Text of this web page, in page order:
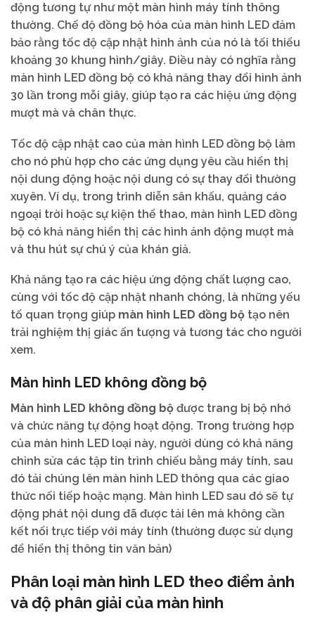
động tương tự như một màn hình máy tính thông
thường. Chế độ đồng bộ hóa của màn hình LED đảm
bảo rằng tốc độ cập nhật hình ảnh của nó là tối thiểu
khoảng 30 khung hình/giây. Điều này có nghĩa rằng
màn hình LED đồng bộ có khả năng thay đổi hình ảnh
30 lần trong mỗi giây, giúp tạo ra các hiệu ứng động
mượt mà và chân thực.
Tốc độ cập nhật cao của màn hình LED đồng bộ làm
cho nó phù hợp cho các ứng dụng yêu cầu hiển thị
nội dung động hoặc nội dung có sự thay đổi thường
xuyên. Ví dụ, trong trình diễn sân khấu, quảng cáo
ngoại trời hoặc sự kiện thể thao, màn hình LED đồng
bộ có khả năng hiển thị các hình ảnh động mượt mà
và thu hút sự chú ý của khán giả.
Khả năng tạo ra các hiệu ứng động chất lượng cao,
cùng với tốc độ cập nhật nhanh chóng, là những yếu
tố quan trọng giúp màn hình LED đồng bộ tạo nên
trải nghiệm thị giác ấn tượng và tương tác cho người
xem.
Màn hình LED không đồng bộ
Màn hình LED không đồng bộ được trang bị bộ nhớ
và chức năng tự động hoạt động. Trong trường hợp
của màn hình LED loại này, người dùng có khả năng
chỉnh sửa các tập tin trình chiếu bằng máy tính, sau
đó tải chúng lên màn hình LED thông qua các giao
thức nối tiếp hoặc mạng. Màn hình LED sau đó sẽ tự
động phát nội dung đã được tải lên mà không cần
kết nối trực tiếp với máy tính (thường được sử dụng
để hiển thị thông tin văn bản)
Phân loại màn hình LED theo điểm ảnh
và độ phân giải của màn hình